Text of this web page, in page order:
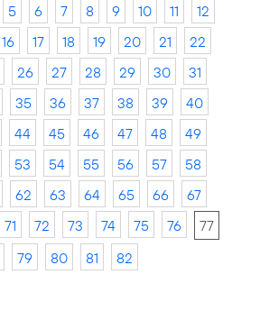
5 6 7 8 9 10 11
12
16 17 18 19 20 21
22
26 27 28 29 30
31
35 36 37 38 39
40
44 45 46 47 48
49
53 54 55 56 57
58
62 63 64 65 66
67
71 72 73 74 75 76
77
79 80 81 82